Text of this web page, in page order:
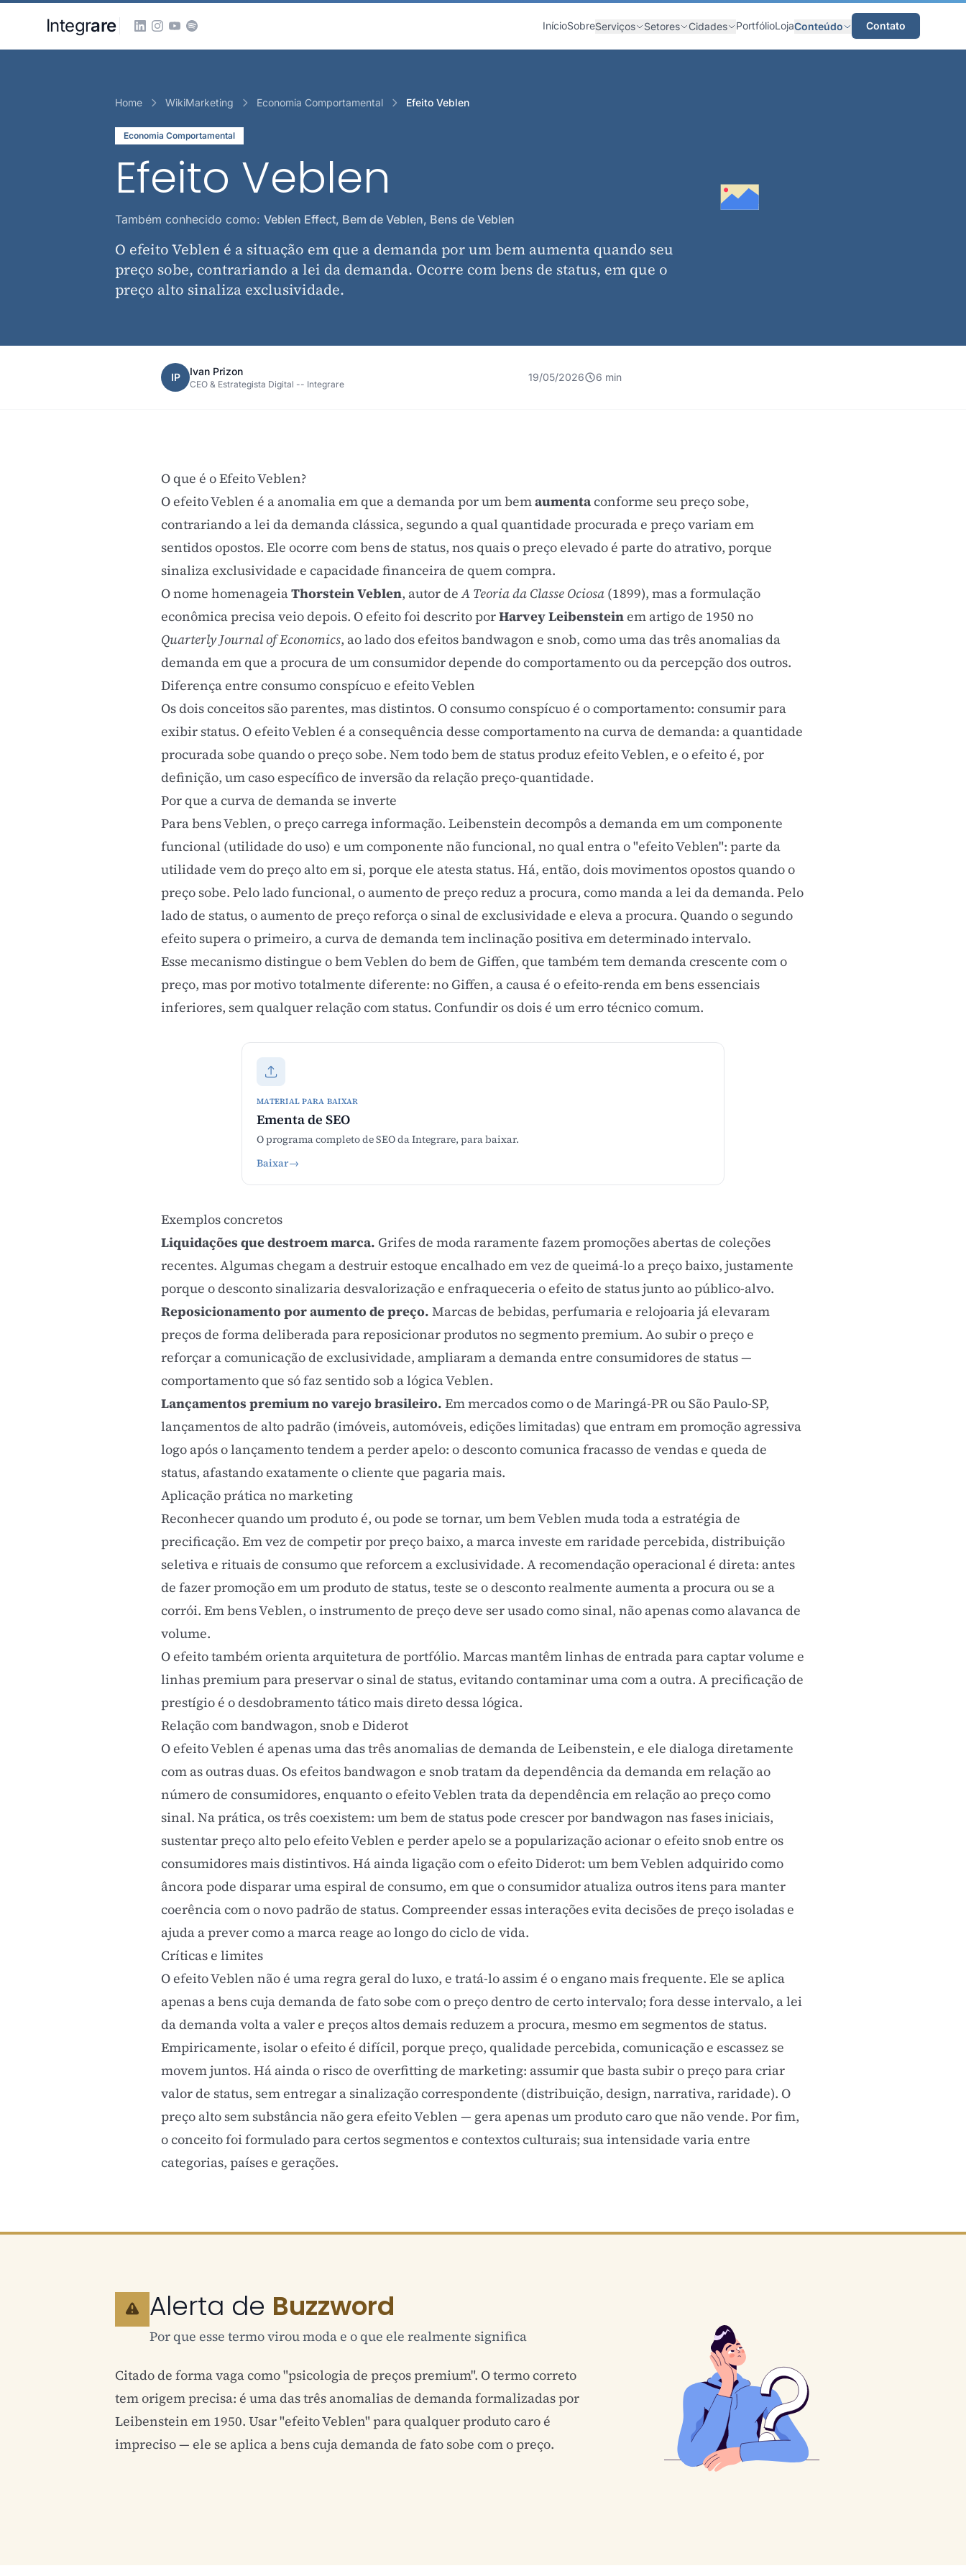
Integrare InícioSobreServiços Setores Cidades PortfólioLojaConteúdo Contato
Home WikiMarketing Economia Comportamental Efeito Veblen
Economia Comportamental
Efeito Veblen
Também conhecido como: Veblen Effect, Bem de Veblen, Bens de Veblen
O efeito Veblen é a situação em que a demanda por um bem aumenta quando seu
preço sobe, contrariando a lei da demanda. Ocorre com bens de status, em que o
preço alto sinaliza exclusividade.
IP Ivan Prizon
CEO & Estrategista Digital -- Integrare
19/05/2026 6 min
O que é o Efeito Veblen?
O efeito Veblen é a anomalia em que a demanda por um bemaumentaconforme seu preço sobe,
contrariando a lei da demanda clássica, segundo a qual quantidade procurada e preço variam em
sentidos opostos. Ele ocorre com bens de status, nos quais o preço elevado é parte do atrativo, porque
sinaliza exclusividade e capacidade financeira de quem compra.
O nome homenageiaThorstein Veblen, autor deA Teoria da Classe Ociosa (1899), mas a formulação
econômica precisa veio depois. O efeito foi descrito porHarvey Leibensteinem artigo de 1950 no
Quarterly Journal of Economics, ao lado dosefeitos bandwagon e snob, como uma das três anomalias da
demanda em que a procura de um consumidor depende do comportamento ou da percepção dos outros.
Diferença entre consumo conspícuo e efeito Veblen
Os dois conceitos são parentes, mas distintos. Oconsumo conspícuoé o comportamento: consumir para
exibir status. O efeito Veblen é a consequência desse comportamento na curva de demanda: a quantidade
procurada sobe quando o preço sobe. Nem todo bem de status produz efeito Veblen, e o efeito é, por
definição, um caso específico de inversão da relação preço-quantidade.
Por que a curva de demanda se inverte
Para bens Veblen, o preço carrega informação. Leibenstein decompôs a demanda em um componente
funcional (utilidade do uso) e um componente não funcional, no qual entra o "efeito Veblen": parte da
utilidade vem do preço alto em si, porque ele atesta status. Há, então, dois movimentos opostos quando o
preço sobe. Pelo lado funcional, o aumento de preço reduz a procura, como manda a lei da demanda. Pelo
lado de status, o aumento de preço reforça o sinal de exclusividade e eleva a procura. Quando o segundo
efeito supera o primeiro, a curva de demanda tem inclinação positiva em determinado intervalo.
Esse mecanismo distingue o bem Veblen dobem de Giffen, que também tem demanda crescente com o
preço, mas por motivo totalmente diferente: no Giffen, a causa é o efeito-renda em bens essenciais
inferiores, sem qualquer relação com status. Confundir os dois é um erro técnico comum.
MATERIAL PARA BAIXAR
Ementa de SEO
O programa completo de SEO da Integrare, para baixar.
Baixar→
Exemplos concretos
Liquidações que destroem marca. Grifes de moda raramente fazem promoções abertas de coleções
recentes. Algumas chegam a destruir estoque encalhado em vez de queimá-lo a preço baixo, justamente
porque o desconto sinalizaria desvalorização e enfraqueceria o efeito de status junto ao público-alvo.
Reposicionamento por aumento de preço. Marcas de bebidas, perfumaria e relojoaria já elevaram
preços de forma deliberada para reposicionar produtos no segmento premium. Ao subir o preço e
reforçar a comunicação de exclusividade, ampliaram a demanda entre consumidores de status —
comportamento que só faz sentido sob a lógica Veblen.
Lançamentos premium no varejo brasileiro. Em mercados como o de Maringá-PR ou São Paulo-SP,
lançamentos de alto padrão (imóveis, automóveis, edições limitadas) que entram em promoção agressiva
logo após o lançamento tendem a perder apelo: o desconto comunica fracasso de vendas e queda de
status, afastando exatamente o cliente que pagaria mais.
Aplicação prática no marketing
Reconhecer quando um produto é, ou pode se tornar, um bem Veblen muda toda a estratégia de
precificação. Em vez de competir por preço baixo, a marca investe em raridade percebida, distribuição
seletiva e rituais de consumo que reforcem a exclusividade. A recomendação operacional é direta: antes
de fazer promoção em um produto de status, teste se o desconto realmente aumenta a procura ou se a
corrói. Em bens Veblen, o instrumento de preço deve ser usado como sinal, não apenas como alavanca de
volume.
O efeito também orienta arquitetura de portfólio. Marcas mantêm linhas de entrada para captar volume e
linhas premium para preservar o sinal de status, evitando contaminar uma com a outra. Aprecificação de
prestígioé o desdobramento tático mais direto dessa lógica.
Relação com bandwagon, snob e Diderot
O efeito Veblen é apenas uma das três anomalias de demanda de Leibenstein, e ele dialoga diretamente
com as outras duas. Osefeitos bandwagon e snobtratam da dependência da demanda em relação ao
número de consumidores, enquanto o efeito Veblen trata da dependência em relação ao preço como
sinal. Na prática, os três coexistem: um bem de status pode crescer por bandwagon nas fases iniciais,
sustentar preço alto pelo efeito Veblen e perder apelo se a popularização acionar o efeito snob entre os
consumidores mais distintivos. Há ainda ligação com oefeito Diderot: um bem Veblen adquirido como
âncora pode disparar uma espiral de consumo, em que o consumidor atualiza outros itens para manter
coerência com o novo padrão de status. Compreender essas interações evita decisões de preço isoladas e
ajuda a prever como a marca reage ao longo do ciclo de vida.
Críticas e limites
O efeito Veblen não é uma regra geral do luxo, e tratá-lo assim é o engano mais frequente. Ele se aplica
apenas a bens cuja demanda de fato sobe com o preço dentro de certo intervalo; fora desse intervalo, a lei
da demanda volta a valer e preços altos demais reduzem a procura, mesmo em segmentos de status.
Empiricamente, isolar o efeito é difícil, porque preço, qualidade percebida, comunicação e escassez se
movem juntos. Há ainda o risco de overfitting de marketing: assumir que basta subir o preço para criar
valor de status, sem entregar a sinalização correspondente (distribuição, design, narrativa, raridade). O
preço alto sem substância não gera efeito Veblen — gera apenas um produto caro que não vende. Por fim,
o conceito foi formulado para certos segmentos e contextos culturais; sua intensidade varia entre
categorias, países e gerações.
Alerta de Buzzword
Por que esse termo virou moda e o que ele realmente significa
Citado de forma vaga como "psicologia de preços premium". O termo correto
tem origem precisa: é uma das três anomalias de demanda formalizadas por
Leibenstein em 1950. Usar "efeito Veblen" para qualquer produto caro é
impreciso — ele se aplica a bens cuja demanda de fato sobe com o preço.